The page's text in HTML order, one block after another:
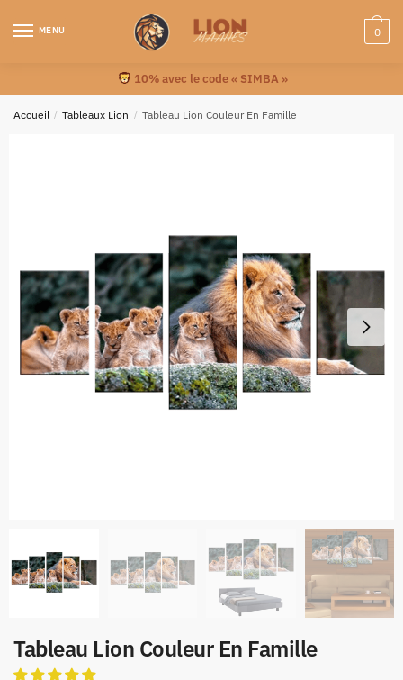
MENU 0
10% avec le code « SIMBA »
Accueil / Tableaux Lion / Tableau Lion Couleur En Famille
Tableau Lion Couleur En Famille